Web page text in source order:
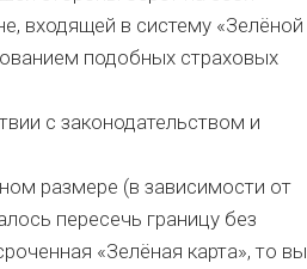
входящей в систему «Зелёной
подобных страховых
с законодательством и
размере (в зависимости от
пересечь границу без
«Зелёная карта», то вы